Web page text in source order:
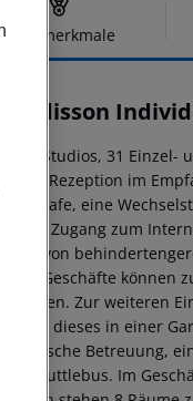
Hotelmerkmale
16 Studios, 31
der Rezeption im
ein Safe, eine
Zugang zum
von
Geschäfte können
Zur weiteren
dieses in einer
Betreuung,
Shuttlebus. Im